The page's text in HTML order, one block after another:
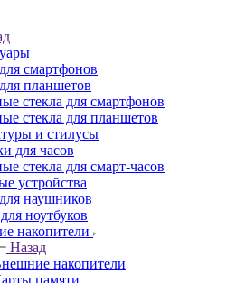
смартфонов
планшетов
стекла для смартфонов
стекла для планшетов
и стилусы
для часов
стекла для смарт-часов
устройства
наушников
ноутбуков
накопители
Назад
накопители
памяти